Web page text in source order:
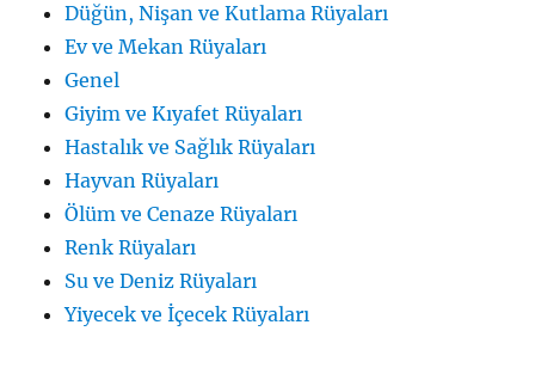
Düğün, Nişan ve Kutlama Rüyaları
Ev ve Mekan Rüyaları
Genel
Giyim ve Kıyafet Rüyaları
Hastalık ve Sağlık Rüyaları
Hayvan Rüyaları
Ölüm ve Cenaze Rüyaları
Renk Rüyaları
Su ve Deniz Rüyaları
Yiyecek ve İçecek Rüyaları